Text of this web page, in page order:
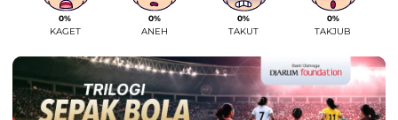
0%
KAGET
0%
ANEH
0%
TAKUT
0%
TAKJUB